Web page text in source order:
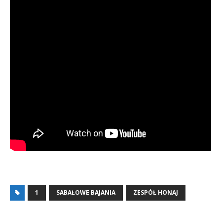
1 SABAŁOWE BAJANIA ZESPÓŁ HONAJ